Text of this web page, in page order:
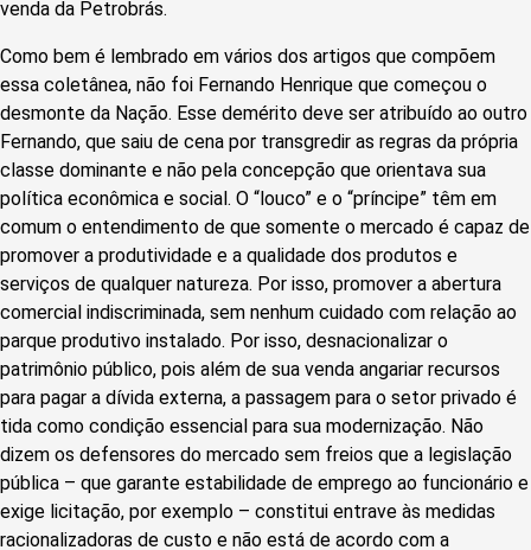
venda da Petrobrás.
Como bem é lembrado em vários dos artigos que compõem
essa coletânea, não foi Fernando Henrique que começou o
desmonte da Nação. Esse demérito deve ser atribuído ao outro
Fernando, que saiu de cena por transgredir as regras da própria
classe dominante e não pela concepção que orientava sua
política econômica e social. O “louco” e o “príncipe” têm em
comum o entendimento de que somente o mercado é capaz de
promover a produtividade e a qualidade dos produtos e
serviços de qualquer natureza. Por isso, promover a abertura
comercial indiscriminada, sem nenhum cuidado com relação ao
parque produtivo instalado. Por isso, desnacionalizar o
patrimônio público, pois além de sua venda angariar recursos
para pagar a dívida externa, a passagem para o setor privado é
tida como condição essencial para sua modernização. Não
dizem os defensores do mercado sem freios que a legislação
pública – que garante estabilidade de emprego ao funcionário e
exige licitação, por exemplo – constitui entrave às medidas
racionalizadoras de custo e não está de acordo com a